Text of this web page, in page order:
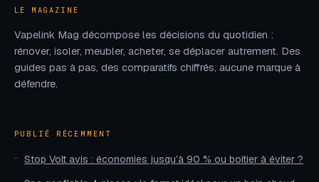
LE MAGAZINE
Vapelink Mag décompose les décisions du quotidien :
rénover, isoler, meubler, acheter, se déplacer autrement. Des
guides pas à pas, des comparatifs chiffrés, aucune marque à
défendre.
PUBLIÉ RÉCEMMENT
Stop Volt avis : économies jusqu’à 90 % ou boîtier à éviter ?